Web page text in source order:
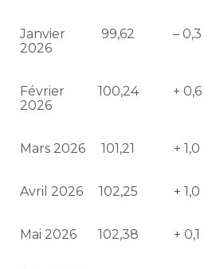
Janvier
2026
99,62 – 0,3
Février
2026
100,24 + 0,6
Mars 2026 101,21 + 1,0
Avril 2026 102,25 + 1,0
Mai 2026 102,38 + 0,1